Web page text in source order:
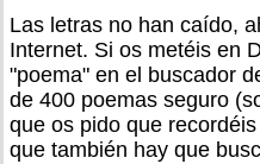
Las letras no han caído,
Internet. Si os metéis en
"poema" en el buscador
de 400 poemas seguro
que os pido que
que también hay que